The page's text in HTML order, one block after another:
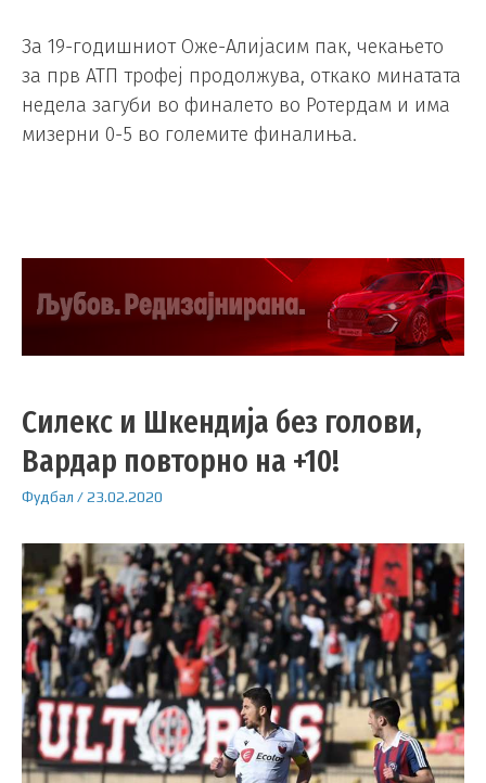
За 19-годишниот Оже-Алијасим пак, чекањето
за прв АТП трофеј продолжува, откако минатата
недела загуби во финалето во Ротердам и има
мизерни 0-5 во големите финалиња.
Силекс и Шкендија без голови,
Вардар повторно на +10!
Фудбал /23.02.2020